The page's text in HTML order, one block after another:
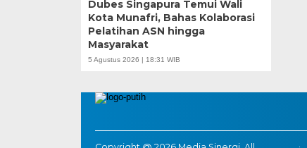
Dubes Singapura Temui Wali
Kota Munafri, Bahas Kolaborasi
Pelatihan ASN hingga
Masyarakat
5 Agustus 2026 | 18:31 WIB